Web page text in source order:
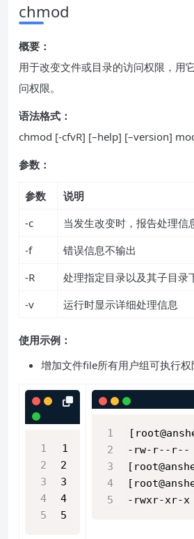
chmod
概要：
用于改变文件或目录的访问权限，用
问权限。
语法格式：
chmod [-cfvR] [–help] [–version]
参数：
参数
说明
-c
当发生改变时，报告处理信
-f
错误信息不输出
-R
处理指定目录以及其子目录
-v
运行时显示详细处理信息
使用示例：
增加文件file所有用户组可执行权
1
2
3
4
5
-rw-r--r--
-rwxr-xr-